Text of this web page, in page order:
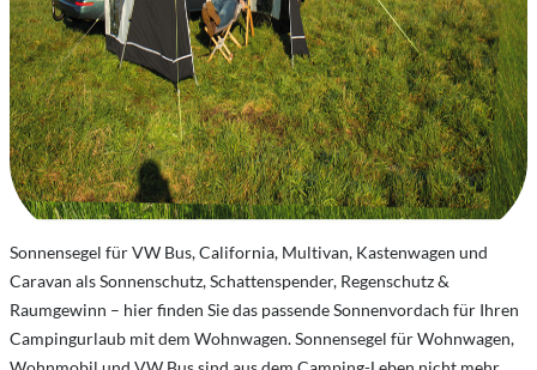
Sonnensegel für VW Bus, California, Multivan, Kastenwagen und
Caravan als Sonnenschutz, Schattenspender, Regenschutz &
Raumgewinn – hier finden Sie das passende Sonnenvordach für Ihren
Campingurlaub mit dem Wohnwagen. Sonnensegel für Wohnwagen,